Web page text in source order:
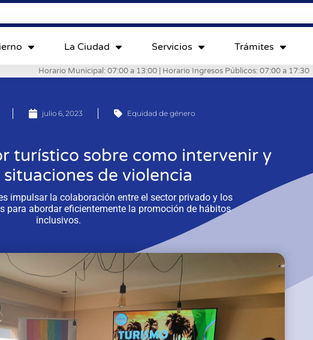
La Ciudad Servicios Trámites
Horario Municipal: 07:00 a 13:00 | Horario Ingresos Públicos: 07:00 a 17:30
julio 6, 2023 Equidad de género
turístico sobre como intervenir y
de violencia
impulsar la colaboración entre el sector privado y los
para abordar eficientemente la promoción de hábitos
inclusivos.